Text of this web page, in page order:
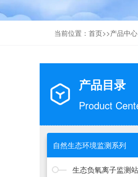
当前位置： 首页>>产品中心
产品目录
Product
自然生态环境监测系列
生态负氧离子监测站